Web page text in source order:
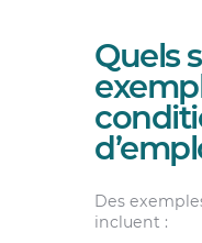
Quels
Des
incluent :